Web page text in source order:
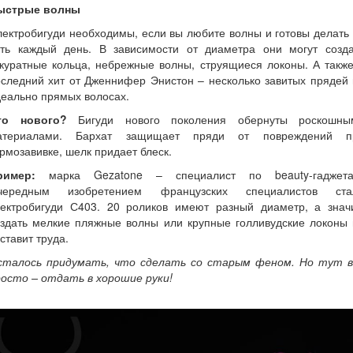
волны
необходимы, если вы любите волны и готовы делать
каждый день. В зависимости от диаметра они могут
кольца, небрежные волны, струящиеся локоны. А
хит от Дженнифер Энистон – несколько завитых прядей
прямых волосах.
нового? Бигуди нового поколения обернуты
Бархат защищает пряди от повреждений
шелк придает блеск.
марка Gezatone – специалист по beauty-
изобретением французских специалистов
С403. 20 роликов имеют разный диаметр, а
мелкие пляжные волны или крупные голливудские локоны
труда.
придумать, что сделать со старым феном. Но тут
– отдать в хорошие руки!